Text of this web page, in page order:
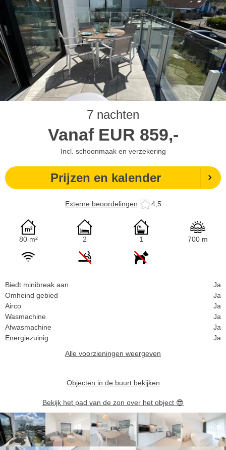
7 nachten
Vanaf EUR 859,-
Incl. schoonmaak en verzekering
Prijzen en kalender
Externe beoordelingen 4,5
80 m² 2 1 700 m
Biedt minibreak aan
Ja
Omheind gebied
Ja
Airco
Ja
Wasmachine
Ja
Afwasmachine
Ja
Energiezuinig
Ja
Alle voorzieningen weergeven
Objecten in de buurt bekijken
Bekijk het pad van de zon over het object 😎